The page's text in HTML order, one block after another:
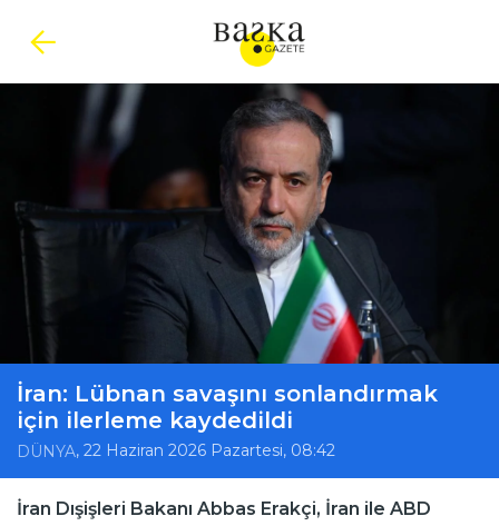
İran: Lübnan savaşını sonlandırmak
için ilerleme kaydedildi
DÜNYA, 22 Haziran 2026 Pazartesi, 08:42
İran Dışişleri Bakanı Abbas Erakçi, İran ile ABD